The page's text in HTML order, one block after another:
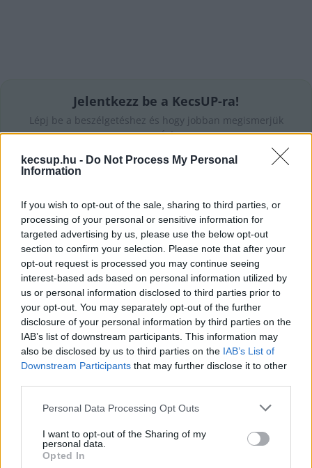
kecsup.hu - Do Not Process My Personal
Information
If you wish to opt-out of the sale, sharing to third parties, or
processing of your personal or sensitive information for
targeted advertising by us, please use the below opt-out
section to confirm your selection. Please note that after your
opt-out request is processed you may continue seeing
interest-based ads based on personal information utilized by
us or personal information disclosed to third parties prior to
your opt-out. You may separately opt-out of the further
disclosure of your personal information by third parties on the
IAB’s list of downstream participants. This information may
also be disclosed by us to third parties on the IAB’s List of
Downstream Participants that may further disclose it to other
Please note that this website/app uses one or more Google
not limited to your visit or usage behaviour. You may click to
grant or deny consent to Google and its third-party tags to
use your data for below specified purposes in below Google
Personal Data Processing Opt Outs
I want to opt-out of the Sharing of my
personal data.
Opted In
Jelentkezz be a KecsUP-ra!
Lépj be a beszélgetéshez és hogy jobban megismerjük
egymást.
BELÉPÉS
A kecskeméti egyetem befejezésére
Gergelyt a Kormányinfón (videóval)
Ahogyan arról a KecsUP Hírek is nemrég beszámolt,